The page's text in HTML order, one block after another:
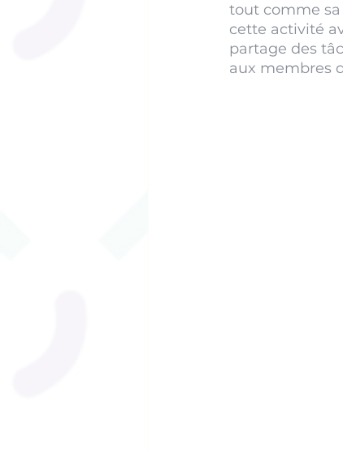
tout comme sa
cette activité
partage des
aux membres